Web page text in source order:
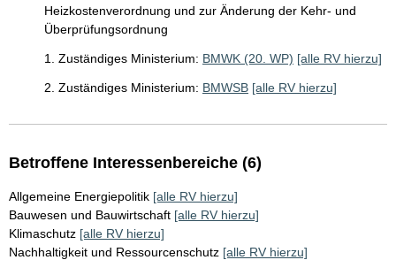
Heizkostenverordnung und zur Änderung der Kehr- und
Überprüfungsordnung
1. Zuständiges Ministerium: BMWK (20. WP) [alle RV hierzu]
2. Zuständiges Ministerium: BMWSB [alle RV hierzu]
Betroffene Interessenbereiche (6)
Allgemeine Energiepolitik [alle RV hierzu]
Bauwesen und Bauwirtschaft [alle RV hierzu]
Klimaschutz [alle RV hierzu]
Nachhaltigkeit und Ressourcenschutz [alle RV hierzu]